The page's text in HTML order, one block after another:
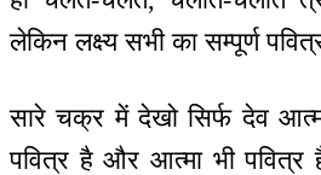
लेकिन लक्ष्य सभी का सम्पूर्ण
सारे चक्र में देखो सिर्फ देव
पवित्र है और आत्मा भी